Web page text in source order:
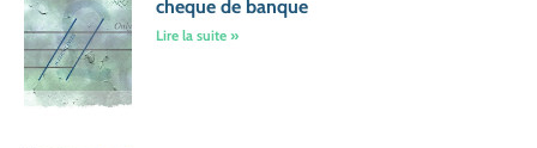
cheque de banque
Lire la suite »